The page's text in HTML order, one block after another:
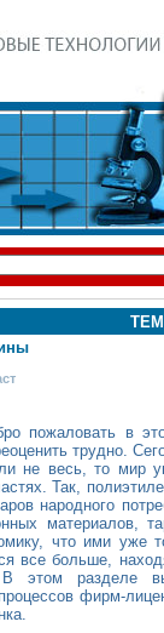
пожаловать в
трудно.
не весь, то мир
Так,
народного
что ими уже
все больше,
этом разделе
фирм-